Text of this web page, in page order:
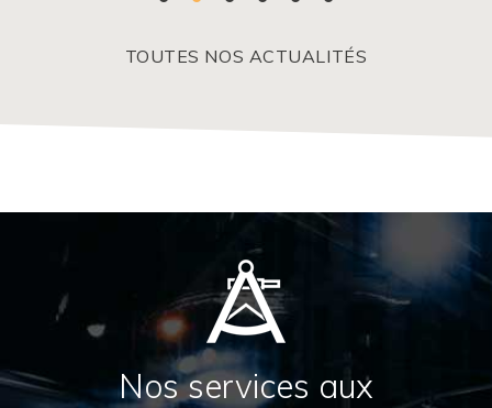
TOUTES NOS ACTUALITÉS
Nos services aux